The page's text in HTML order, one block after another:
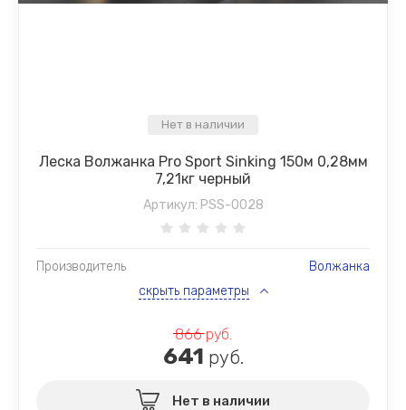
Нет в наличии
Леска Волжанка Pro Sport Sinking 150м 0,28мм
7,21кг черный
Артикул: PSS-0028
Производитель
Волжанка
скрыть параметры
866руб.
641 руб.
Нет в наличии